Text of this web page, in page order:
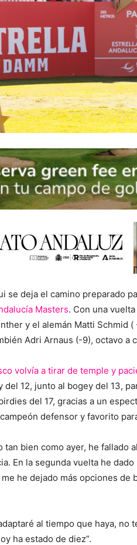
se deja el camino preparado
Masters. Con una
y el alemán Matti Schmid
Adri Arnaus (-9), octavo a
volvía a tirar de temple y
del 12, junto al bogey del 13,
del 17, gracias a un
defensor y favorito
tan bien como ayer, he fallado
En la segunda vuelta he
me he dejado más opciones
al tiempo que haya,
ha estado de diez”.